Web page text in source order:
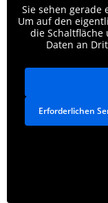
Sie sehen gerade
Um auf den
die Schaltfläche
Daten an
Erforderlichen